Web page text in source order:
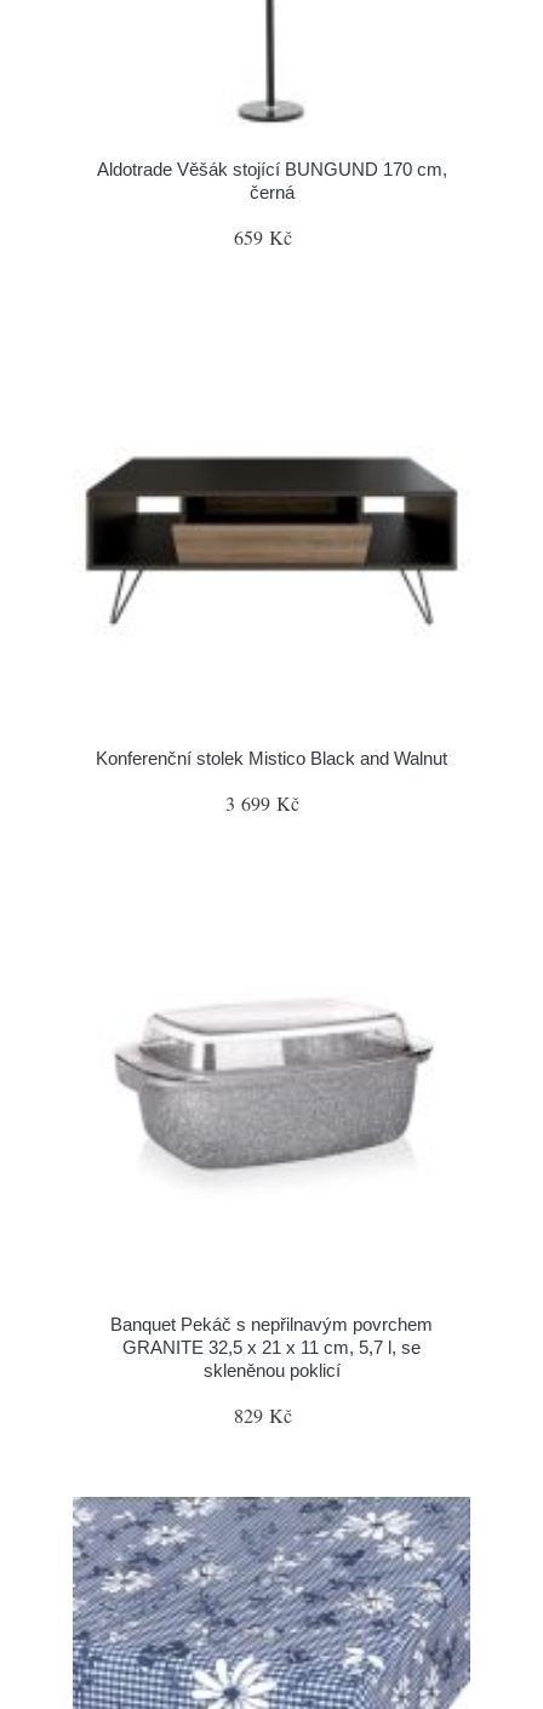
Aldotrade Věšák stojící BUNGUND 170 cm,
černá
659 Kč
Konferenční stolek Mistico Black and Walnut
3 699 Kč
Banquet Pekáč s nepřilnavým povrchem
GRANITE 32,5 x 21 x 11 cm, 5,7 l, se
skleněnou poklicí
829 Kč